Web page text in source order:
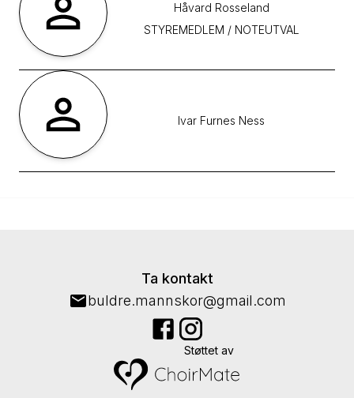
Håvard Rosseland
STYREMEDLEM / NOTEUTVAL
Ivar Furnes Ness
Ta kontakt
buldre.mannskor@gmail.com
Støttet av